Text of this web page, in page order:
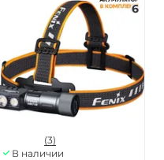
6
(3)
В наличии